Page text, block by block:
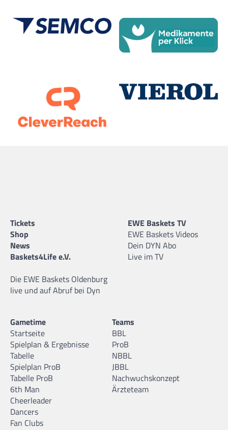
Tickets
Shop
News
Baskets4Life e.V.
Die EWE Baskets Oldenburg
live und auf Abruf bei Dyn
EWE Baskets TV
EWE Baskets Videos
Dein DYN Abo
Live im TV
Gametime
Startseite
Spielplan & Ergebnisse
Tabelle
Spielplan ProB
Tabelle ProB
6th Man
Cheerleader
Dancers
Fan Clubs
Teams
BBL
ProB
NBBL
JBBL
Nachwuchskonzept
Ärzteteam